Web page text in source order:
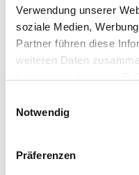
Verwendung unserer
soziale Medien,
Partner führen diese
weiteren Daten
Notwendig
Präferenzen
Umrechnungsfaktoren